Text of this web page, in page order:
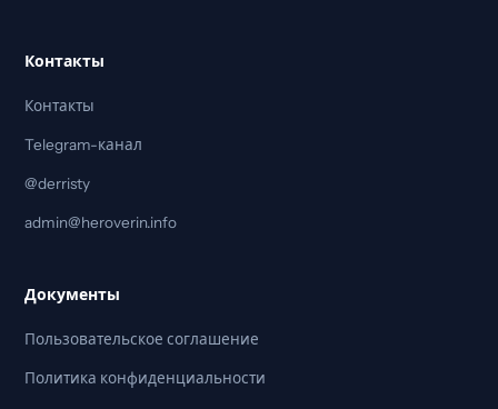
Контакты
Контакты
Telegram-канал
@derristy
admin@heroverin.info
Документы
Пользовательское соглашение
Политика конфиденциальности